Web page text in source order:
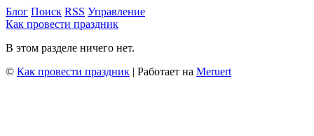
Блог Поиск RSS Управление
Как провести праздник
В этом разделе ничего нет.
© Как провести праздник | Работает на Meruert